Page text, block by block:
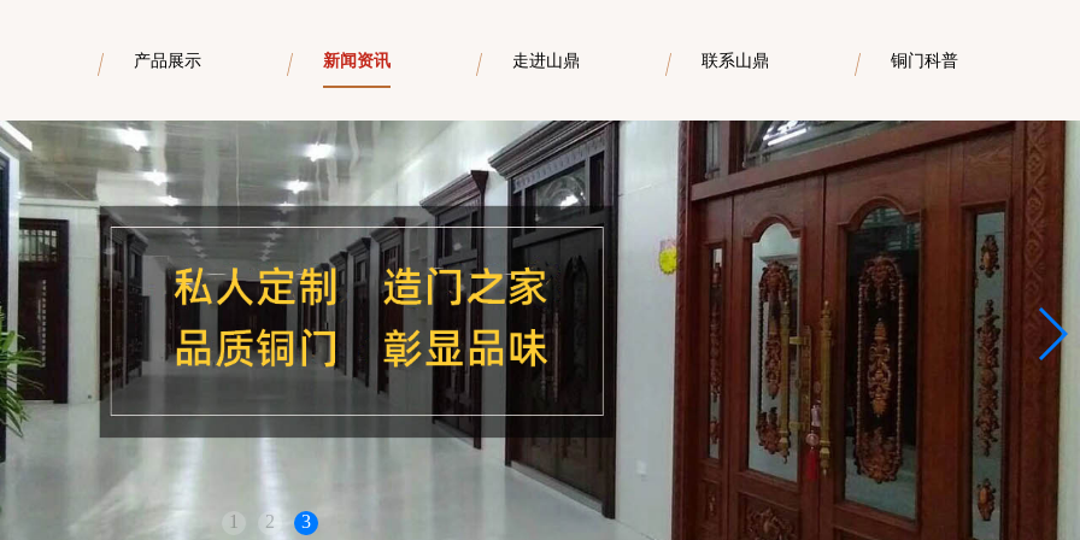
产品展示 新闻资讯 走进山鼎 联系山鼎 铜门科普
1 2 3